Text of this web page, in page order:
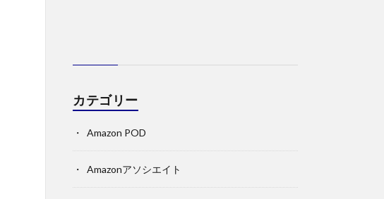
カテゴリー
Amazon POD
Amazonアソシエイト